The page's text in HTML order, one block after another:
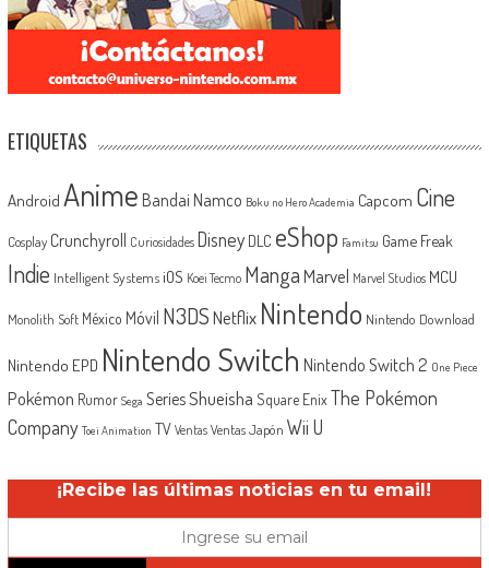
ETIQUETAS
Android Anime Bandai Namco Boku no Hero Academia Capcom Cine
Cosplay Crunchyroll Curiosidades Disney DLC eShop Famitsu Game Freak
Indie Intelligent Systems iOS Koei Tecmo MangaMarvel Marvel Studios MCU
Monolith Soft México Móvil N3DSNetflix Nintendo Nintendo Download
Nintendo EPD Nintendo Switch Nintendo Switch 2 One Piece
Pokémon Rumor Sega SeriesShueisha Square EnixThe Pokémon
Company Toei Animation TV Ventas Ventas Japón Wii U
¡Recibe las últimas noticias en tu email!